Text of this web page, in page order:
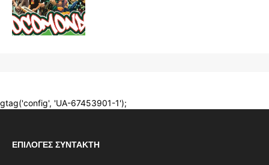
ΕΠΙΛΟΓΈΣ ΣΥΝΤΆΚΤΗ